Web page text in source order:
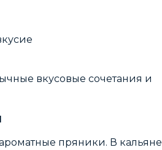
вкусовые сочетания и
пряники. В кальяне